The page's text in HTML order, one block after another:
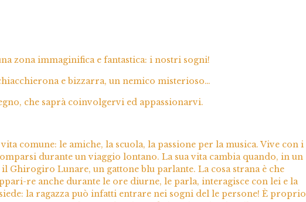
zona immaginifica e fantastica: i nostri sogni!
e bizzarra, un nemico misterioso…
che saprà coinvolgervi ed appassionarvi.
comune: le amiche, la scuola, la passione per la musica. Vive con i
durante un viaggio lontano. La sua vita cambia quando, in un
Lunare, un gattone blu parlante. La cosa strana è che
re anche durante le ore diurne, le parla, interagisce con lei e la
la ragazza può infatti entrare nei sogni del le persone! È proprio